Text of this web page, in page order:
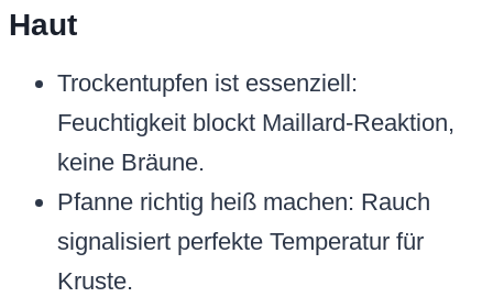
Haut
Trockentupfen ist essenziell:
Feuchtigkeit blockt Maillard-Reaktion,
keine Bräune.
Pfanne richtig heiß machen: Rauch
signalisiert perfekte Temperatur für
Kruste.